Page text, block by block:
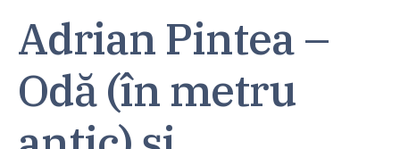
Adrian Pintea –
Odă (în metru